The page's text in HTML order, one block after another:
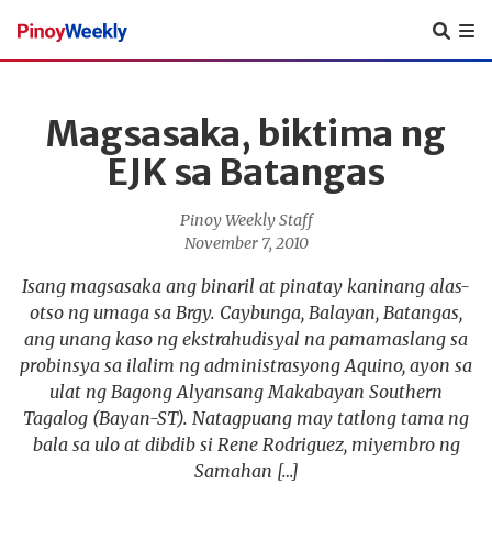
Pinoy
Weekly
Magsasaka, biktima ng
EJK sa Batangas
Pinoy Weekly Staff
November 7, 2010
Isang magsasaka ang binaril at pinatay kaninang alas-
otso ng umaga sa Brgy. Caybunga, Balayan, Batangas,
ang unang kaso ng ekstrahudisyal na pamamaslang sa
probinsya sa ilalim ng administrasyong Aquino, ayon sa
ulat ng Bagong Alyansang Makabayan Southern
Tagalog (Bayan-ST). Natagpuang may tatlong tama ng
bala sa ulo at dibdib si Rene Rodriguez, miyembro ng
Samahan […]